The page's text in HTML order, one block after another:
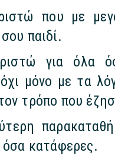
που με
παιδί.
για όλα
μόνο με τα
τρόπο που
όσα κατάφερες.